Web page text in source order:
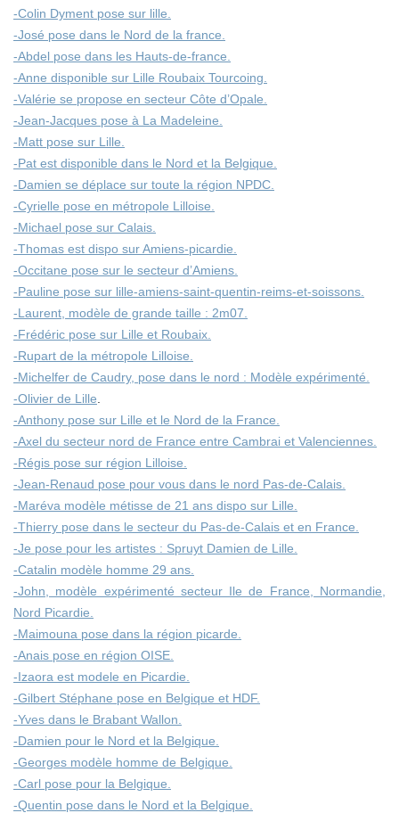
-Colin Dyment pose sur lille.
-José pose dans le Nord de la france.
-Abdel pose dans les Hauts-de-france.
-Anne disponible sur Lille Roubaix Tourcoing.
-Valérie se propose en secteur Côte d’Opale.
-Jean-Jacques pose à La Madeleine.
-Matt pose sur Lille.
-Pat est disponible dans le Nord et la Belgique.
-Damien se déplace sur toute la région NPDC.
-Cyrielle pose en métropole Lilloise.
-Michael pose sur Calais.
-Thomas est dispo sur Amiens-picardie.
-Occitane pose sur le secteur d’Amiens.
-Pauline pose sur lille-amiens-saint-quentin-reims-et-soissons.
-Laurent, modèle de grande taille : 2m07.
-Frédéric pose sur Lille et Roubaix.
-Rupart de la métropole Lilloise.
-Michelfer de Caudry, pose dans le nord : Modèle expérimenté.
-Olivier de Lille
-Anthony pose sur Lille et le Nord de la France.
-Axel du secteur nord de France entre Cambrai et Valenciennes.
-Régis pose sur région Lilloise.
-Jean-Renaud pose pour vous dans le nord Pas-de-Calais.
-Maréva modèle métisse de 21 ans dispo sur Lille.
-Thierry pose dans le secteur du Pas-de-Calais et en France.
-Je pose pour les artistes : Spruyt Damien de Lille.
-Catalin modèle homme 29 ans.
-John, modèle expérimenté secteur Ile de France, Normandie,
Nord Picardie.
-Maimouna pose dans la région picarde.
-Anais pose en région OISE.
-Izaora est modele en Picardie.
-Gilbert Stéphane pose en Belgique et HDF.
-Yves dans le Brabant Wallon.
-Damien pour le Nord et la Belgique.
-Georges modèle homme de Belgique.
-Carl pose pour la Belgique.
-Quentin pose dans le Nord et la Belgique.